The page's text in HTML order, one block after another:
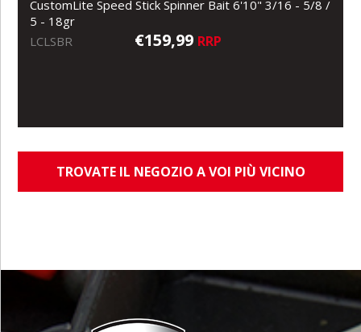
CustomLite Speed Stick Spinner Bait 6'10" 3/16 - 5/8 /
5 - 18gr
LCLSBR
€159,99 RRP
TROVATE IL NEGOZIO A VOI PIÙ VICINO